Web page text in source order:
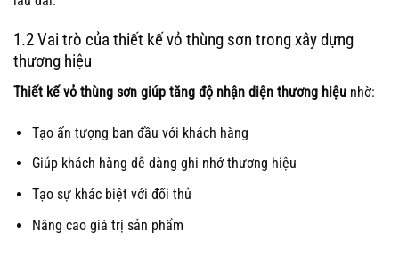
1.2 Vai trò của thiết kế vỏ thùng sơn trong xây dựng
thương hiệu
Thiết kế vỏ thùng sơn giúp tăng độ nhận diện thương hiệu nhờ:
Tạo ấn tượng ban đầu với khách hàng
Giúp khách hàng dễ dàng ghi nhớ thương hiệu
Tạo sự khác biệt với đối thủ
Nâng cao giá trị sản phẩm